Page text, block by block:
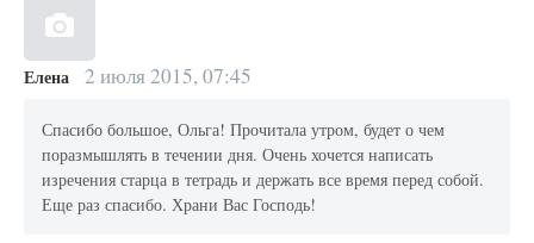
Елена 2 июля 2015, 07:45
Спасибо большое, Ольга! Прочитала утром, будет о чем
поразмышлять в течении дня. Очень хочется написать
изречения старца в тетрадь и держать все время перед собой.
Еще раз спасибо. Храни Вас Господь!